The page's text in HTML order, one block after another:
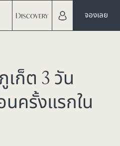
จองเลย
เก็ต 3 วัน
นครั้งแรกใน